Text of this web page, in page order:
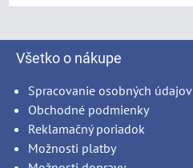
Všetko o nákupe
Spracovanie osobných údajov
Obchodné podmienky
Reklamačný poriadok
Možnosti platby